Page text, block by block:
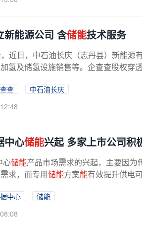
新能源公司 含储能技术服务
近日，中石油长庆（志丹县）新能源
氢及储氢设施销售等。企查查股权穿
查
中石油长庆
中心储能兴起 多家上市公司积
心储能产品市场需求的兴起，主要因
求，而专用储能方案能有效提升供电
中心
储能